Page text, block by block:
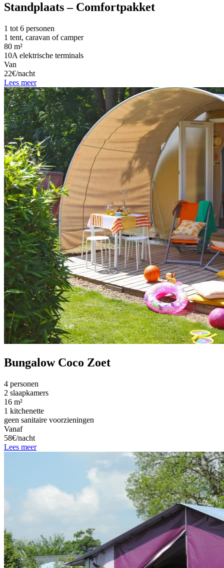
Standplaats – Comfortpakket
1 tot 6 personen
1 tent, caravan of camper
80 m²
10A elektrische terminals
Van
22€/nacht
Lees meer
Bungalow Coco Zoet
4 personen
2 slaapkamers
16 m²
1 kitchenette
geen sanitaire voorzieningen
Vanaf
58€/nacht
Lees meer